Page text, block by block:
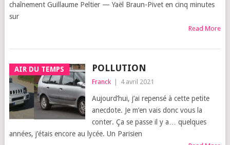
chaî­ne­ment Guillaume Pel­tier — Yaël Braun-Pivet en cinq minutes
sur
Read More
AIR DU TEMPS POLLUTION
Franck 4 avril 2021
Aujourd’­hui, j’ai repen­sé à cette petite
anec­dote. Je m’en vais donc vous la
conter. Ça se passe il y a… quelques
années, j’é­tais encore au lycée. Un Pari­sien